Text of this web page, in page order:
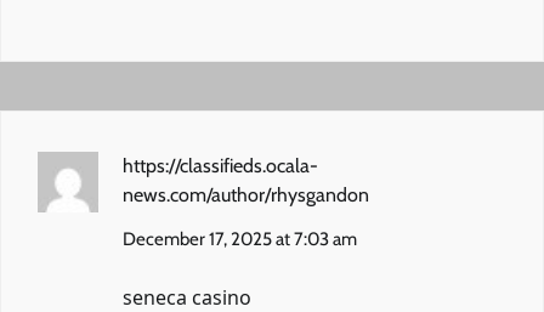
https://classifieds.ocala-
news.com/author/rhysgandon
December 17, 2025 at 7:03 am
seneca casino